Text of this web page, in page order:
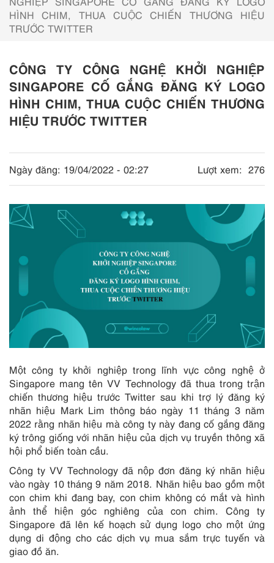
HÌNH CHIM, THUA CUỘC CHIẾN THƯƠNG HIỆU
TRƯỚC TWITTER
CÔNG TY CÔNG NGHỆ KHỞI NGHIỆP
SINGAPORE CỐ GẮNG ĐĂNG KÝ LOGO
HÌNH CHIM, THUA CUỘC CHIẾN THƯƠNG
HIỆU TRƯỚC TWITTER
Ngày đăng: 19/04/2022 - 02:27 Lượt xem: 276
Một công ty khởi nghiệp trong lĩnh vực công nghệ ở
Singapore mang tên VV Technology đã thua trong trận
chiến thương hiệu trước Twitter sau khi trợ lý đăng ký
nhãn hiệu Mark Lim thông báo ngày 11 tháng 3 năm
2022 rằng nhãn hiệu mà công ty này đang cố gắng đăng
ký trông giống với nhãn hiệu của dịch vụ truyền thông xã
hội phổ biến toàn cầu.
Công ty VV Technology đã nộp đơn đăng ký nhãn hiệu
vào ngày 10 tháng 9 năm 2018. Nhãn hiệu bao gồm một
con chim khi đang bay, con chim không có mắt và hình
ảnh thể hiện góc nghiêng của con chim. Công ty
Singapore đã lên kế hoạch sử dụng logo cho một ứng
dụng di động cho các dịch vụ mua sắm trực tuyến và
giao đồ ăn.